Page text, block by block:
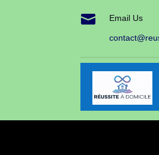
 Email Us